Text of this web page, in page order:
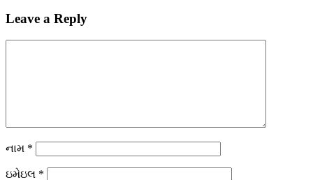
Leave a Reply
નામ *
ઇમેઇલ *